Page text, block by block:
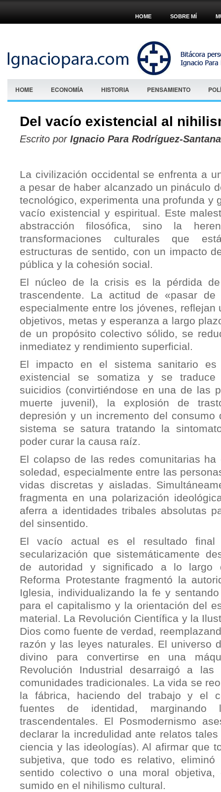
HOME SOBRE MÍ
HOME ECONOMÍA HISTORIA PENSAMIENTO
Del vacío existencial al
Escrito por Ignacio Para Rodríguez-Santana
La civilización occidental se enfrenta a
a pesar de haber alcanzado un pináculo
tecnológico, experimenta una profunda y
vacío existencial y espiritual. Este
abstracción filosófica, sino la
transformaciones culturales que
estructuras de sentido, con un impacto
pública y la cohesión social.
El núcleo de la crisis es la pérdida
trascendente. La actitud de «pasar
especialmente entre los jóvenes, reflejan
objetivos, metas y esperanza a largo
de un propósito colectivo sólido, se
inmediatez y rendimiento superficial.
El impacto en el sistema sanitario
existencial se somatiza y se
suicidios (convirtiéndose en una de las
muerte juvenil), la explosión de
depresión y un incremento del consumo
sistema se satura tratando la
poder curar la causa raíz.
El colapso de las redes comunitarias ha
soledad, especialmente entre las
vidas discretas y aisladas.
fragmenta en una polarización
aferra a identidades tribales absolutas
del sinsentido.
El vacío actual es el resultado
secularización que sistemáticamente
de autoridad y significado a lo largo
Reforma Protestante fragmentó la
Iglesia, individualizando la fe y
para el capitalismo y la orientación del
material. La Revolución Científica y la
Dios como fuente de verdad,
razón y las leyes naturales. El universo
divino para convertirse en una
Revolución Industrial desarraigó a
comunidades tradicionales. La vida se
la fábrica, haciendo del trabajo y el
fuentes de identidad, marginando
trascendentales. El Posmodernismo
declarar la incredulidad ante relatos
ciencia y las ideologías). Al afirmar que
subjetiva, que todo es relativo,
sentido colectivo o una moral objetiva,
sumido en el nihilismo cultural.